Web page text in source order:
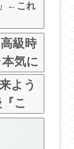
←これ
級時
気に
w w
よう
こ